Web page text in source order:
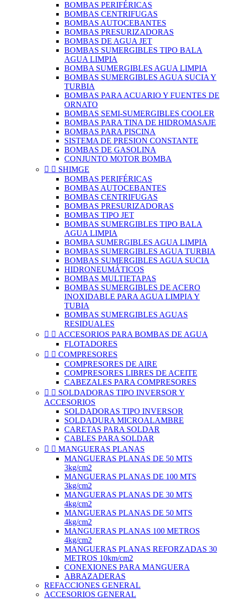
BOMBAS PERIFÉRICAS
BOMBAS CENTRIFUGAS
BOMBAS AUTOCEBANTES
BOMBAS PRESURIZADORAS
BOMBAS DE AGUA JET
BOMBAS SUMERGIBLES TIPO BALA
AGUA LIMPIA
BOMBA SUMERGIBLES AGUA LIMPIA
BOMBAS SUMERGIBLES AGUA SUCIA Y
TURBIA
BOMBAS PARA ACUARIO Y FUENTES DE
ORNATO
BOMBAS SEMI-SUMERGIBLES COOLER
BOMBAS PARA TINA DE HIDROMASAJE
BOMBAS PARA PISCINA
SISTEMA DE PRESION CONSTANTE
BOMBAS DE GASOLINA
CONJUNTO MOTOR BOMBA
  SHIMGE
BOMBAS PERIFÉRICAS
BOMBAS AUTOCEBANTES
BOMBAS CENTRIFUGAS
BOMBAS PRESURIZADORAS
BOMBAS TIPO JET
BOMBAS SUMERGIBLES TIPO BALA
AGUA LIMPIA
BOMBA SUMERGIBLES AGUA LIMPIA
BOMBAS SUMERGIBLES AGUA TURBIA
BOMBAS SUMERGIBLES AGUA SUCIA
HIDRONEUMÁTICOS
BOMBAS MULTIETAPAS
BOMBAS SUMERGIBLES DE ACERO
INOXIDABLE PARA AGUA LIMPIA Y
TUBIA
BOMBAS SUMERGIBLES AGUAS
RESIDUALES
  ACCESORIOS PARA BOMBAS DE AGUA
FLOTADORES
  COMPRESORES
COMPRESORES DE AIRE
COMPRESORES LIBRES DE ACEITE
CABEZALES PARA COMPRESORES
  SOLDADORAS TIPO INVERSOR Y
ACCESORIOS
SOLDADORAS TIPO INVERSOR
SOLDADURA MICROALAMBRE
CARETAS PARA SOLDAR
CABLES PARA SOLDAR
  MANGUERAS PLANAS
MANGUERAS PLANAS DE 50 MTS
3kg/cm2
MANGUERAS PLANAS DE 100 MTS
3kg/cm2
MANGUERAS PLANAS DE 30 MTS
4kg/cm2
MANGUERAS PLANAS DE 50 MTS
4kg/cm2
MANGUERAS PLANAS 100 METROS
4kg/cm2
MANGUERAS PLANAS REFORZADAS 30
METROS 10km/cm2
CONEXIONES PARA MANGUERA
ABRAZADERAS
REFACCIONES GENERAL
ACCESORIOS GENERAL